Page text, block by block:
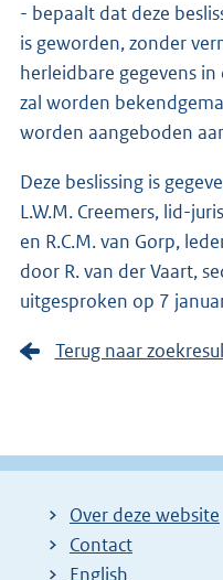
- bepaalt dat deze
is geworden, zonder
herleidbare gegevens
zal worden
worden aangeboden
Deze beslissing is
L.W.M. Creemers, lid-
en R.C.M. van Gorp,
door R. van der Vaart,
uitgesproken op 7
Terug naar
Over deze website
Contact
English